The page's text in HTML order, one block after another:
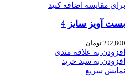
برای مقایسه اضافه کنید
بست آویز سایز 4
202,800 تومان
افزودن به علاقه مندی
افزودن به سبد خرید
نمایش سریع